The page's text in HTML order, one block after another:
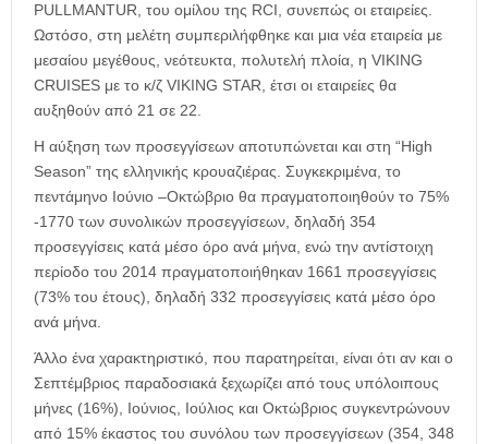
PULLMANTUR, του ομίλου της RCI, συνεπώς οι εταιρείες.
Ωστόσο, στη μελέτη συμπεριλήφθηκε και μια νέα εταιρεία με
μεσαίου μεγέθους, νεότευκτα, πολυτελή πλοία, η VIKING
CRUISES με το κ/ζ VIKING STAR, έτσι οι εταιρείες θα
αυξηθούν από 21 σε 22.
Η αύξηση των προσεγγίσεων αποτυπώνεται και στη “High
Season” της ελληνικής κρουαζιέρας. Συγκεκριμένα, το
πεντάμηνο Ιούνιο –Οκτώβριο θα πραγματοποιηθούν το 75%
-1770 των συνολικών προσεγγίσεων, δηλαδή 354
προσεγγίσεις κατά μέσο όρο ανά μήνα, ενώ την αντίστοιχη
περίοδο του 2014 πραγματοποιήθηκαν 1661 προσεγγίσεις
(73% του έτους), δηλαδή 332 προσεγγίσεις κατά μέσο όρο
ανά μήνα.
Άλλο ένα χαρακτηριστικό, που παρατηρείται, είναι ότι αν και ο
Σεπτέμβριος παραδοσιακά ξεχωρίζει από τους υπόλοιπους
μήνες (16%), Ιούνιος, Ιούλιος και Οκτώβριος συγκεντρώνουν
από 15% έκαστος του συνόλου των προσεγγίσεων (354, 348